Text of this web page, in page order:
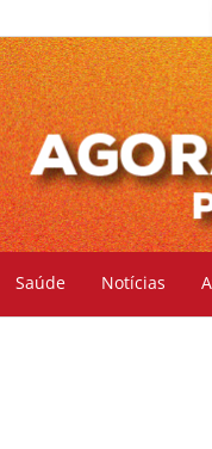
Saúde Notícias